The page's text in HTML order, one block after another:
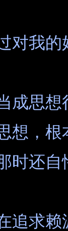
对我
成思想
想，根
时还自
追求